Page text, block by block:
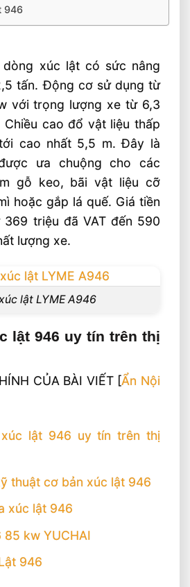
946
dòng xúc lật có sức nâng
tấn. Động cơ sử dụng từ
với trọng lượng xe từ 6,3
Chiều cao đổ vật liệu thấp
cao nhất 5,5 m. Đây là
ưa chuộng cho các
gỗ keo, bãi vật liệu cỡ
hoặc gắp lá quế. Giá tiền
triệu đã VAT đến 590
lượng xe.
lật LYME A946
lật 946 uy tín trên thị
CỦA BÀI VIẾT [Ẩn Nội
lật 946 uy tín trên thị
thuật cơ bản xúc lật 946
xúc lật 946
85 kw YUCHAI
946